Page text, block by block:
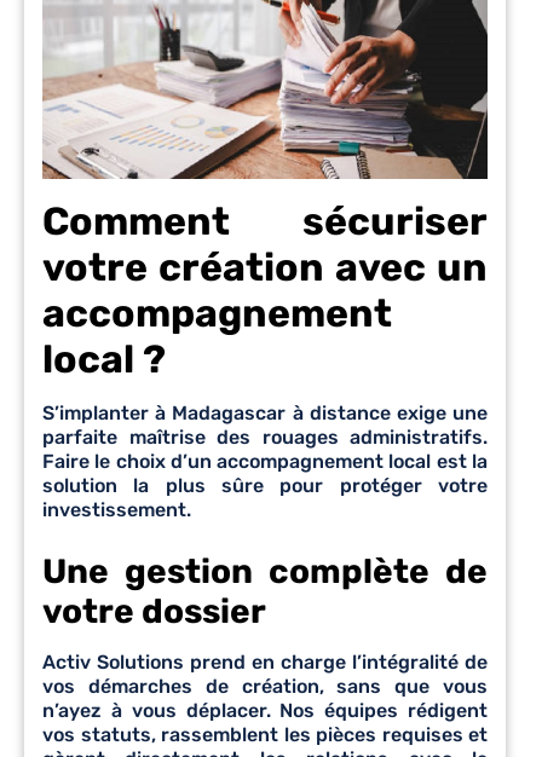
Comment sécuriser
votre création avec un
accompagnement
local ?
S’implanter à Madagascar à distance exige une
parfaite maîtrise des rouages administratifs.
Faire le choix d’un accompagnement local est la
solution la plus sûre pour protéger votre
investissement.
Une gestion complète de
votre dossier
Activ Solutions prend en charge l’intégralité de
vos démarches de création, sans que vous
n’ayez à vous déplacer. Nos équipes rédigent
vos statuts, rassemblent les pièces requises et